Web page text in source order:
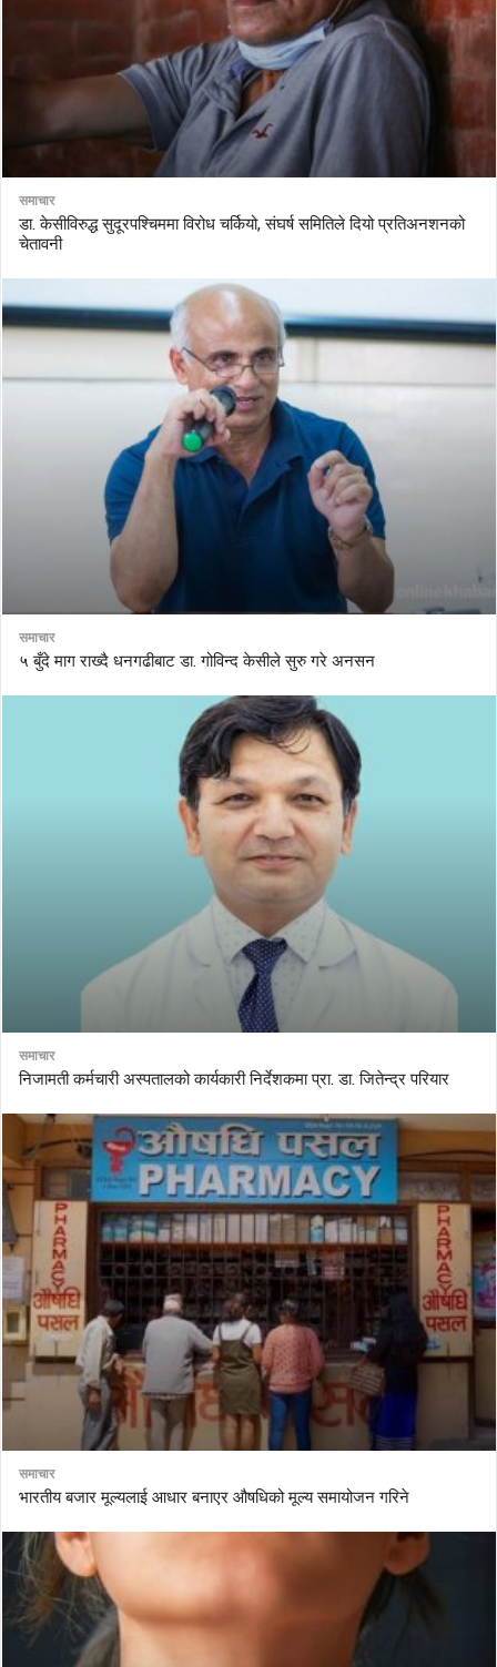
समाचार
डा. केसीविरुद्ध सुदूरपश्चिममा विरोध चर्कियो, संघर्ष समितिले दियो प्रतिअनशनको
चेतावनी
समाचार
५ बुँदे माग राख्दै धनगढीबाट डा. गोविन्द केसीले सुरु गरे अनसन
समाचार
निजामती कर्मचारी अस्पतालको कार्यकारी निर्देशकमा प्रा. डा. जितेन्द्र परियार
समाचार
भारतीय बजार मूल्यलाई आधार बनाएर औषधिको मूल्य समायोजन गरिने